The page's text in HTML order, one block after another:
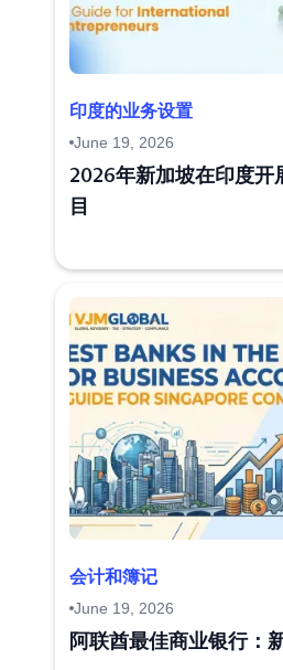
印度的业务设置
June 19, 2026
2026年新加坡在印度开
目
会计和簿记
June 19, 2026
阿联酋最佳商业银行：